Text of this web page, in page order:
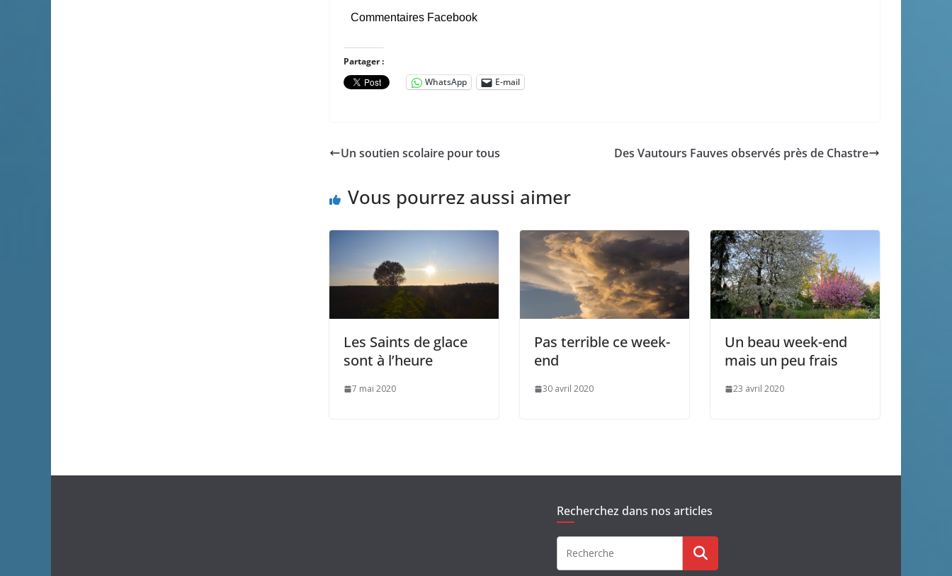
Commentaires Facebook
Partager :
WhatsApp
E-mail
Un soutien scolaire pour tous Des Vautours Fauves observés près de Chastre
Vous pourrez aussi aimer
Les Saints de glace
sont à l’heure
7 mai 2020
Pas terrible ce week-
end
30 avril 2020
Un beau week-end
mais un peu frais
23 avril 2020
Recherchez dans nos articles